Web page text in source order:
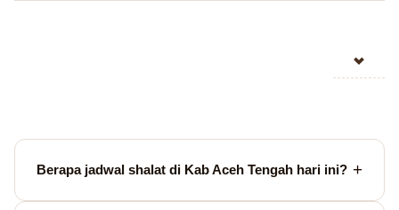
Berapa jadwal shalat di Kab Aceh Tengah hari ini?